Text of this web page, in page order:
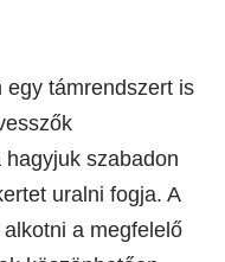
egy támrendszert is
szabadon
uralni fogja. A
a megfelelő